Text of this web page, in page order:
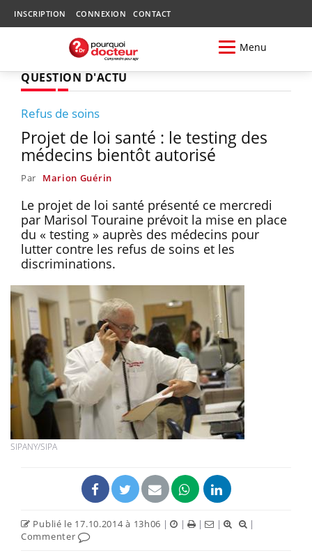
INSCRIPTION CONNEXION CONTACT
Menu
QUESTION D'ACTU
Refus de soins
Projet de loi santé : le testing des
médecins bientôt autorisé
Par Marion Guérin
Le projet de loi santé présenté ce mercredi
par Marisol Touraine prévoit la mise en place
du « testing » auprès des médecins pour
lutter contre les refus de soins et les
discriminations.
SIPANY/SIPA
Publié le 17.10.2014 à 13h06 | | | |
|
Commenter